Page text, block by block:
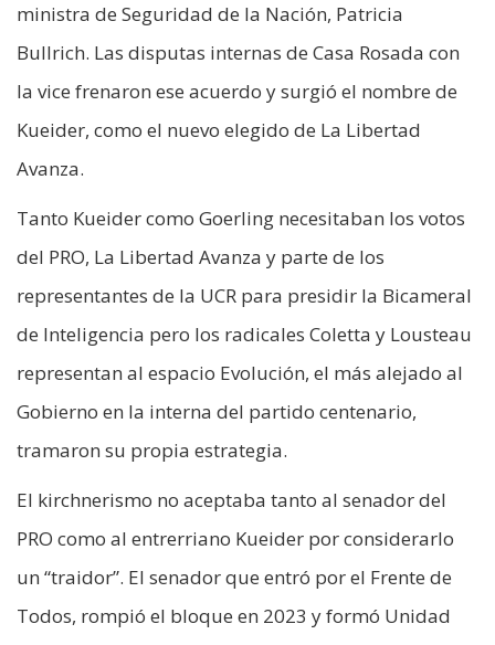
ministra de Seguridad de la Nación, Patricia
Bullrich. Las disputas internas de Casa Rosada con
la vice frenaron ese acuerdo y surgió el nombre de
Kueider, como el nuevo elegido de La Libertad
Avanza.
Tanto Kueider como Goerling necesitaban los votos
del PRO, La Libertad Avanza y parte de los
representantes de la UCR para presidir la Bicameral
de Inteligencia pero los radicales Coletta y Lousteau
representan al espacio Evolución, el más alejado al
Gobierno en la interna del partido centenario,
tramaron su propia estrategia.
El kirchnerismo no aceptaba tanto al senador del
PRO como al entrerriano Kueider por considerarlo
un “traidor”. El senador que entró por el Frente de
Todos, rompió el bloque en 2023 y formó Unidad